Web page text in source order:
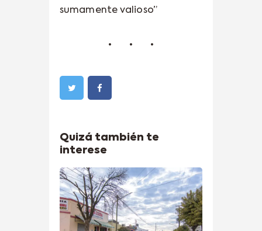
sumamente valioso”
Quizá también te
interese